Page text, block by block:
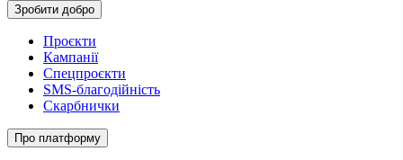
Зробити добро
Проєкти
Кампанії
Спецпроєкти
SMS-благодійність
Скарбнички
Про платформу